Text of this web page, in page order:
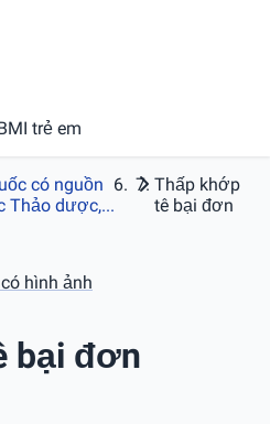
trẻ em
có nguồn
Thảo dược,...
Thấp khớp
tê bại đơn
hình ảnh
bại đơn